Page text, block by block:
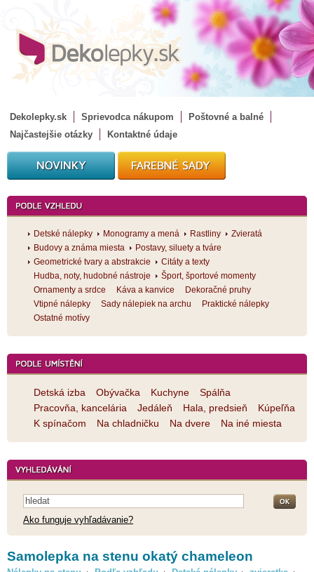
Dekolepky.sk Sprievodca nákupom
Poštovné a balné
Najčastejšie otázky
Kontaktné údaje
Detské nálepky Monogramy a mená Rastliny
Zvieratá
Budovy a známa miesta
Postavy, siluety a tváre
Geometrické tvary a abstrakcie
Citáty a texty
Hudba, noty, hudobné nástroje
Šport, športové momenty
Ornamenty a srdce
Káva a kanvice
Dekoračné pruhy
Vtipné nálepky
Sady nálepiek na archu
Praktické nálepky
Ostatné motívy
Detská izba Obývačka Kuchyne
Spálňa
Pracovňa, kancelária
Jedáleň Hala, predsieň
Kúpeľňa
K spínačom
Na chladničku Na dvere Na iné miesta
Ako funguje vyhľadávanie?
Samolepka na stenu okatý chameleon